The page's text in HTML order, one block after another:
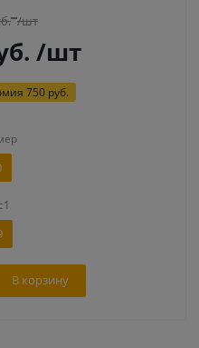
/шт
/шт
750 руб.
В корзину